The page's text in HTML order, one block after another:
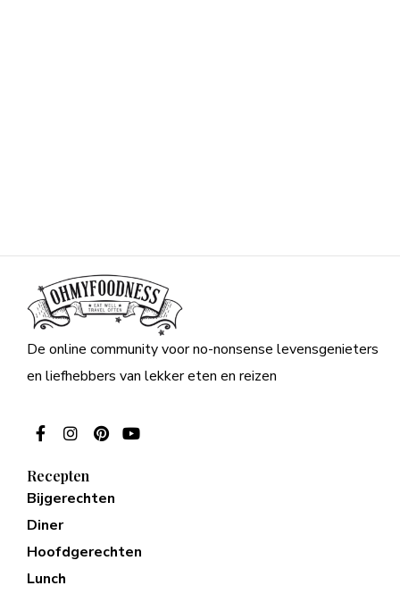
De online community voor no-nonsense levensgenieters
en liefhebbers van lekker eten en reizen
Recepten
Bijgerechten
Diner
Hoofdgerechten
Lunch